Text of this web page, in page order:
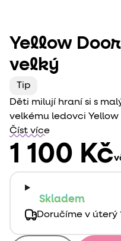
Yellow
velký
Tip
Děti milují hraní si s
velkému ledovci
parádní. Rozvíjejte
Číst více
1 100 Kč
Skladem
Doručíme v úterý